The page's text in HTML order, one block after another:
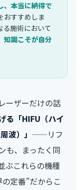
、本当に納得で
おすすめしま
る施術において
知識こそが自分
ーザーだけの話
る「HIFU（ハイ
波）」 ——リフ
も、まったく同
ぶこれらの機種
定番”だからこ